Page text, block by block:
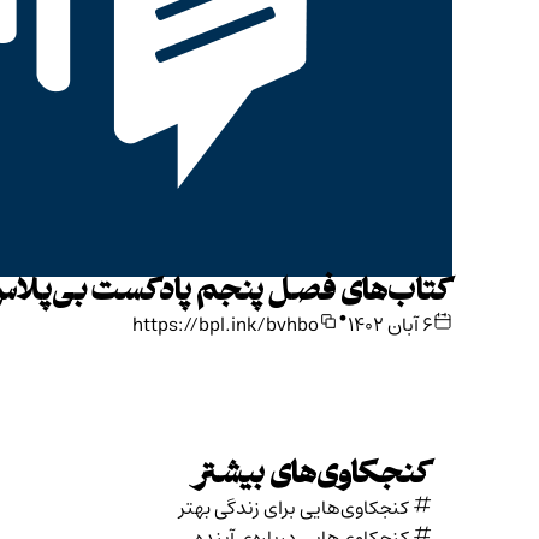
کتاب‌های فصل پنجم پادکست
۶ آبان ۱۴۰۲ •
https://bpl.ink/bvhbo
کنجکاوی‌های بیشتر
کنجکاوی‌هایی برای زندگی بهتر